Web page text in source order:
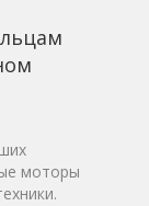
моторы